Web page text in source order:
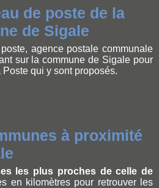
de poste de la
de Sigale
agence postale communale
sur la commune de Sigale pour
qui y sont proposés.
à proximité
les plus proches de celle de
en kilomètres pour retrouver les